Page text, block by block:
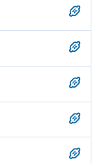
পূর্ণ হবে?
হও?’’
পূরণ হবে কখন?
পূর্ণ হবে?